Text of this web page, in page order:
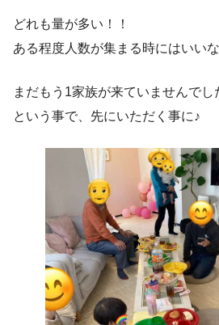
どれも量が多い！！
ある程度人数が集まる時にはいい
まだもう1家族が来ていませんで
という事で、先にいただく事に♪